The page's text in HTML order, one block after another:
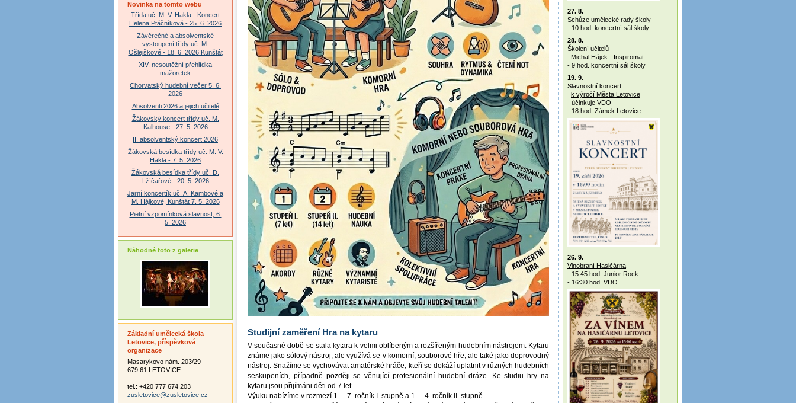
Studijní zaměření Hra na kytaru
V současné době se stala kytara k velmi oblíbeným a rozšířeným hudebním nástrojem. Kytaru
známe jako sólový nástroj, ale využívá se v komorní, souborové hře, ale také jako doprovodný
nástroj. Snažíme se vychovávat amatérské hráče, kteří se dokáží uplatnit v různých hudebních
seskupeních, případně později se věnující profesionální hudební dráze. Ke studiu hry na
kytaru jsou přijímáni děti od 7 let.
Výuku nabízíme v rozmezí 1. – 7. ročník I. stupně a 1. – 4. ročník II. stupně.
27. 8.
Schůze umělecké rady školy
- 10 hod. koncertní sál školy
28. 8.
Školení učitelů
Michal Hájek - Inspiromat
- 9 hod. koncertní sál školy
19. 9.
Slavnostní koncert
k výročí Města Letovice
- účinkuje VDO
- 18 hod. Zámek Letovice
26. 9.
Vinobraní Hasičárna
- 15:45 hod. Junior Rock
- 16:30 hod. VDO
Novinka na tomto webu
Třída uč. M. V. Hakla - Koncert
Helena Ptáčníková - 25. 6. 2026
Závěrečné a absolventské
vystoupení třídy uč. M.
Ošlejškové - 18. 6. 2026 Kunštát
XIV. nesoutěžní přehlídka
mažoretek
Chorvatský hudební večer 5. 6.
2026
Absolventi 2026 a jejich učitelé
Žákovský koncert třídy uč. M.
Kalhouse - 27. 5. 2026
II. absolventský koncert 2026
Žákovská besídka třídy uč. M. V.
Hakla - 7. 5. 2026
Žákovská besídka třídy uč. D.
Lžíčařové - 20. 5. 2026
Jarní koncertík uč. A. Kambové a
M. Hájkové, Kunštát 7. 5. 2026
Pietní vzpomínková slavnost, 6.
5. 2026
Náhodné foto z galerie
Základní umělecká škola
Letovice, příspěvková
organizace
Masarykovo nám. 203/29
679 61 LETOVICE
tel.: +420 777 674 203
zusletovice@zusletovice.cz